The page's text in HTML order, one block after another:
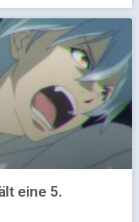
eine 5.